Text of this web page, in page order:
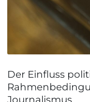
Der Einfluss